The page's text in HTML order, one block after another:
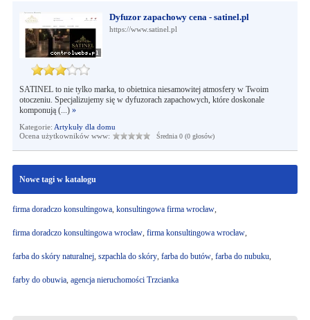
Dyfuzor zapachowy cena - satinel.pl
https://www.satinel.pl
SATINEL to nie tylko marka, to obietnica niesamowitej atmosfery w Twoim
otoczeniu. Specjalizujemy się w dyfuzorach zapachowych, które doskonale
komponują (...) »
Kategorie: Artykuły dla domu
Ocena użytkowników www:
Średnia 0 (0 głosów)
Nowe tagi w katalogu
firma doradczo konsultingowa, konsultingowa firma wrocław,
firma doradczo konsultingowa wrocław, firma konsultingowa wrocław,
farba do skóry naturalnej, szpachla do skóry, farba do butów, farba do nubuku,
farby do obuwia, agencja nieruchomości Trzcianka